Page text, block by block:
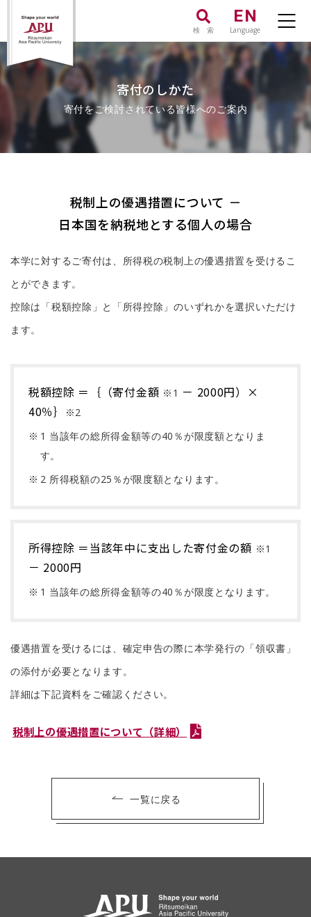
検 索
EN
Language
寄付のしかた
寄付をご検討されている皆様へのご案内
税制上の優遇措置について －
日本国を納税地とする個人の場合
本学に対するご寄付は、所得税の税制上の優遇措置を受けるこ
とができます。
控除は「税額控除」と「所得控除」のいずれかを選択いただけ
ます。
税額控除 ＝ ｛（寄付金額 ※1 － 2000円）×
40％｝
※2
1 当該年の総所得金額等の40％が限度額となりま
す。
2 所得税額の25％が限度額となります。
所得控除 ＝当該年中に支出した寄付金の額 ※1
－ 2000円
1 当該年の総所得金額等の40％が限度となります。
優遇措置を受けるには、確定申告の際に本学発行の「領収書」
の添付が必要となります。
詳細は下記資料をご確認ください。
税制上の優遇措置について（詳細）
一覧に戻る